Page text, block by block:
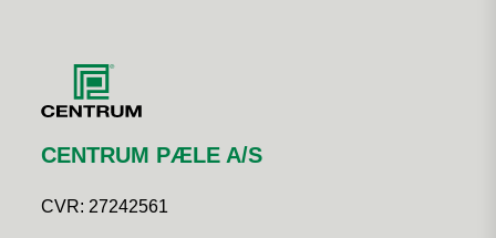
CENTRUM PÆLE A/S
CVR: 27242561